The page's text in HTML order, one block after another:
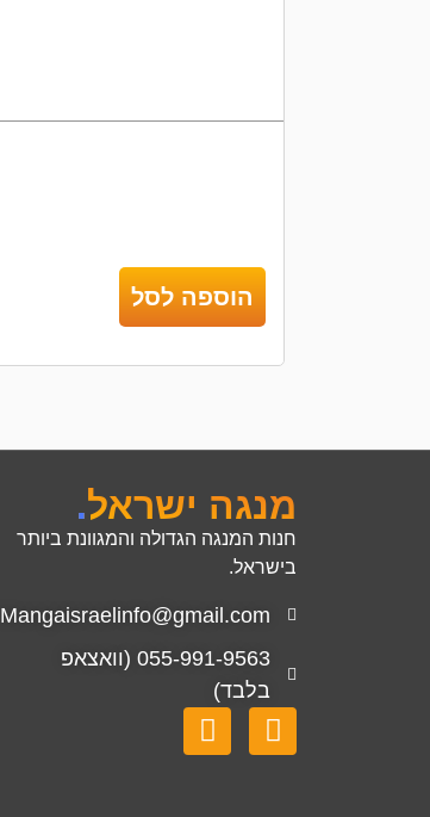
הוספה לסל
מנגה ישראל.
חנות המנגה הגדולה והמגוונת ביותר
בישראל.
Mangaisraelinfo@gmail.com
055-991-9563 (וואצאפ
בלבד)